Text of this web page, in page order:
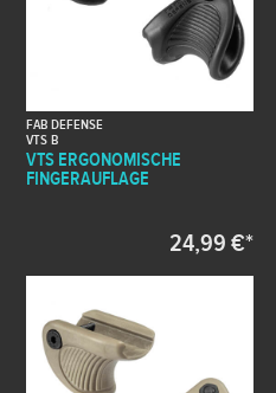
FAB DEFENSE
VTS B
VTS ERGONOMISCHE
FINGERAUFLAGE
24,99 €*